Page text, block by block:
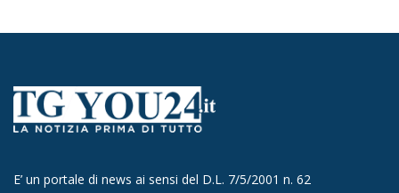
E’ un portale di news ai sensi del D.L. 7/5/2001 n. 62